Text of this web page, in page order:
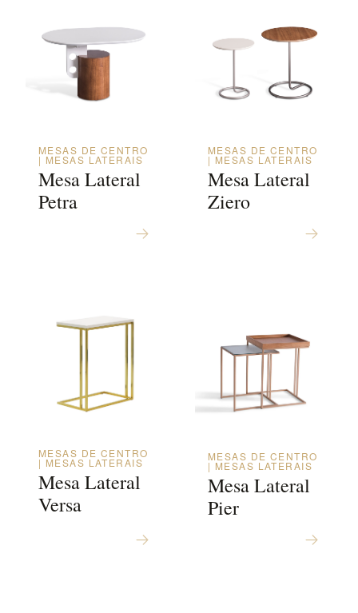
MESAS DE CENTRO
| MESAS LATERAIS
Mesa Lateral
Petra
MESAS DE CENTRO
| MESAS LATERAIS
Mesa Lateral
Ziero
MESAS DE CENTRO
| MESAS LATERAIS
Mesa Lateral
Versa
MESAS DE CENTRO
| MESAS LATERAIS
Mesa Lateral
Pier